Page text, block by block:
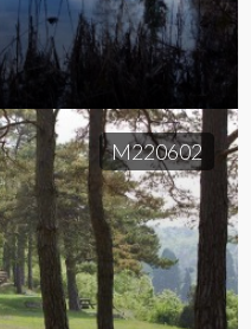
M220602